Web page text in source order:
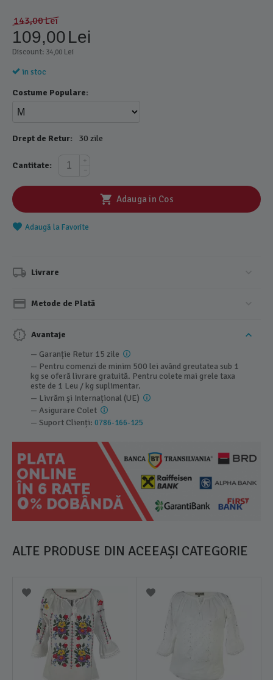
143,00Lei
109,00Lei
Discount: 34,00 Lei
in stoc
Costume Populare:
Drept de Retur: 30 zile
Cantitate:
+
−
Adauga in Cos
Adaugă la Favorite
Livrare
Metode de Plată
Avantaje
— Garanție Retur 15 zile
— Pentru comenzi de minim 500 lei având greutatea sub 1
kg se oferă livrare gratuită. Pentru colete mai grele taxa
este de 1 Leu / kg suplimentar.
— Livrăm și Internațional (UE)
— Asigurare Colet
— Suport Clienți:0786-166-125
ALTE PRODUSE DIN ACEEAȘI CATEGORIE